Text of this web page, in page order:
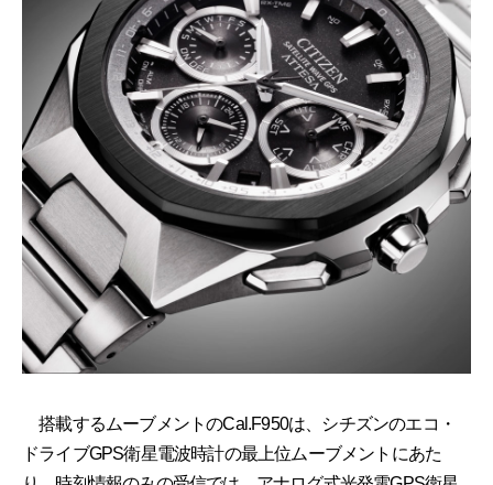
搭載するムーブメントのCal.F950は、シチズンのエコ・
ドライブGPS衛星電波時計の最上位ムーブメントにあた